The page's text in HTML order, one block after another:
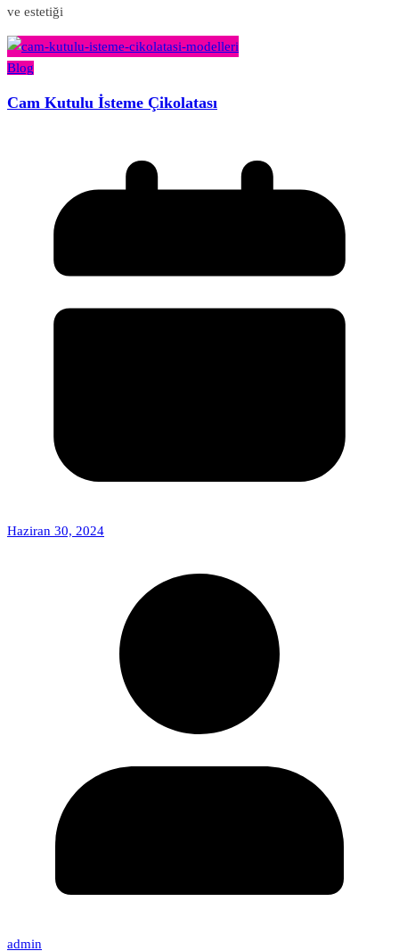
ve estetiği
Blog
Cam Kutulu İsteme Çikolatası
Haziran 30, 2024
admin